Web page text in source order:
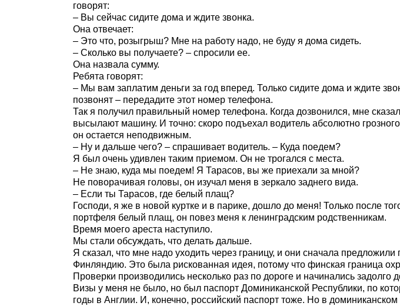
говорят:
– Вы сейчас сидите дома и ждите звонка.
Она отвечает:
– Это что, розыгрыш? Мне на работу надо, не буду я дома сидеть.
– Сколько вы получаете? – спросили ее.
Она назвала сумму.
Ребята говорят:
– Мы вам заплатим деньги за год вперед. Только сидите дома и ждите
позвонят – передадите этот номер телефона.
Так я получил правильный номер телефона. Когда дозвонился, мне
высылают машину. И точно: скоро подъехал водитель абсолютно
он остается неподвижным.
– Ну и дальше чего? – спрашивает водитель. – Куда поедем?
Я был очень удивлен таким приемом. Он не трогался с места.
– Не знаю, куда мы поедем! Я Тарасов, вы же приехали за мной?
Не поворачивая головы, он изучал меня в зеркало заднего вида.
– Если ты Тарасов, где белый плащ?
Господи, я же в новой куртке и в парике, дошло до меня! Только после
портфеля белый плащ, он повез меня к ленинградским родственникам.
Время моего ареста наступило.
Мы стали обсуждать, что делать дальше.
Я сказал, что мне надо уходить через границу, и они сначала предложили
Финляндию. Это была рискованная идея, потому что финская граница
Проверки производились несколько раз по дороге и начинались задолго
Визы у меня не было, но был паспорт Доминиканской Республики, по
годы в Англии. И, конечно, российский паспорт тоже. Но в доминиканском